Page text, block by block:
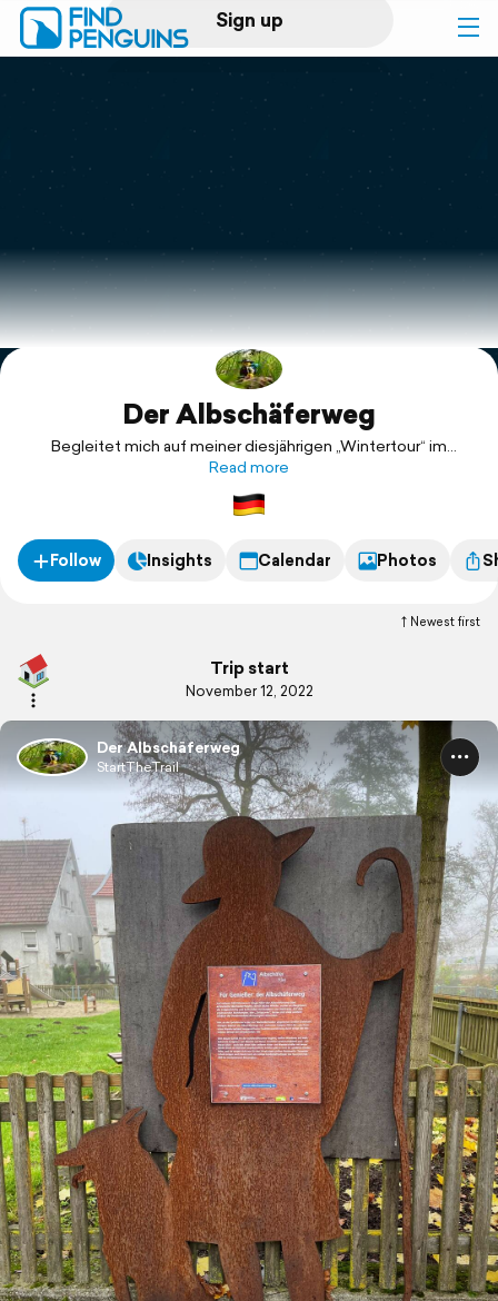
Sign up
Log in
Print a book
Flyover video
Explore
SupportDer Albschäferweg
Begleitet mich auf meiner diesjährigen „Wintertour“ im
Nordosten der schwäbischen Alb: Der 158 km lange
Albschäferweg führt durch den Landkreis Heidenheim und
wurde dem Berufsstand der Schäfer gewidmet.
Read more
Follow Insights Calendar Photos
Newest first
Trip start
November 12, 2022
Der Albschäferweg
StartTheTrail